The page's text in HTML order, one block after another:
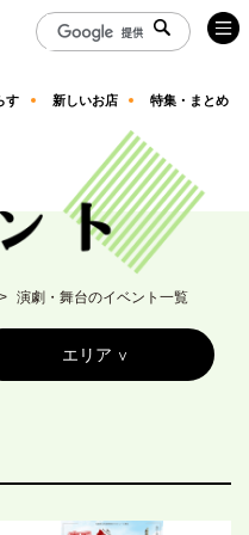
す 新しいお店 特集・まとめ
演劇・舞台のイベント一覧
エリア